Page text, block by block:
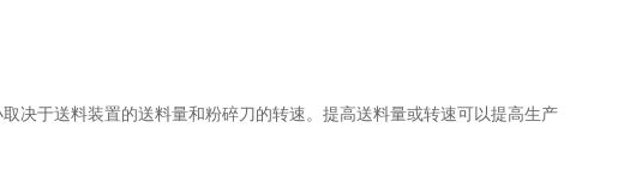
于送料装置的送料量和粉碎刀的转速。提高送料量或转速可以提高生产